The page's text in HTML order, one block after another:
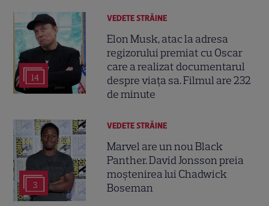
14
VEDETE STRĂINE
Elon Musk, atac la adresa
regizorului premiat cu Oscar
care a realizat documentarul
despre viața sa. Filmul are 232
de minute
3
VEDETE STRĂINE
Marvel are un nou Black
Panther. David Jonsson preia
moștenirea lui Chadwick
Boseman